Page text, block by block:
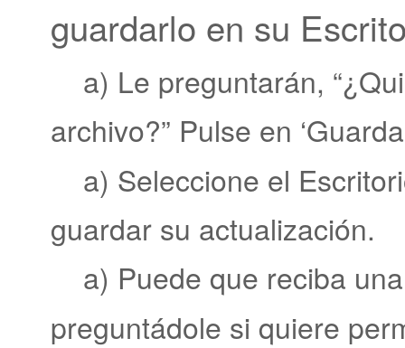
guardarlo en su
a) Le preguntarán,
archivo?” Pulse en
a) Seleccione el
guardar su actualización.
a) Puede que reciba
preguntádole si quiere